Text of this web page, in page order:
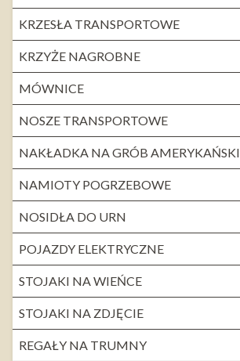
KRZESŁA TRANSPORTOWE
KRZYŻE NAGROBNE
MÓWNICE
NOSZE TRANSPORTOWE
NAKŁADKA NA GRÓB AMERYKAŃSKI
NAMIOTY POGRZEBOWE
NOSIDŁA DO URN
POJAZDY ELEKTRYCZNE
STOJAKI NA WIEŃCE
STOJAKI NA ZDJĘCIE
REGAŁY NA TRUMNY